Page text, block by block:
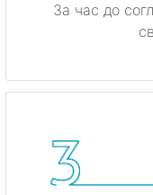
За час до